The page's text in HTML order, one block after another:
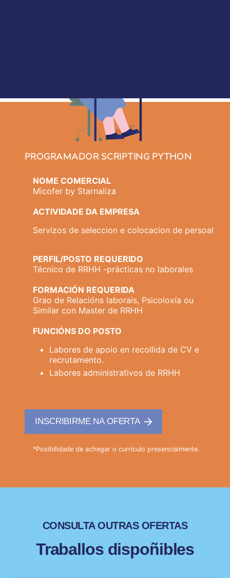
PROGRAMADOR SCRIPTING PYTHON
NOME COMERCIAL
Micofer by Starnaliza
ACTIVIDADE DA EMPRESA
Servizos de seleccion e colocacion de persoal
PERFIL/POSTO REQUERIDO
Técnico de RRHH -prácticas no laborales
FORMACIÓN REQUERIDA
Grao de Relacións laborais, Psicoloxía ou
Similar con Master de RRHH
FUNCIÓNS DO POSTO
Labores de apoio en recollida de CV e
recrutamento.
Labores administrativos de RRHH
INSCRIBIRME NA OFERTA
*Posibilidade de achegar o currículo presencialmente.
CONSULTA OUTRAS OFERTAS
Traballos dispoñibles